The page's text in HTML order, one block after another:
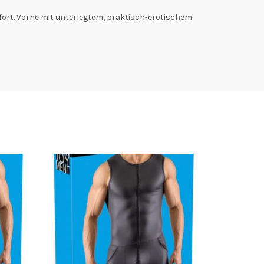
Vorne mit unterlegtem, praktisch-erotischem